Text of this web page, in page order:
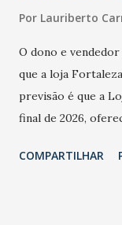
Por Lauriberto
O dono e vendedor
que a loja
previsão é que a
final de 2026,
Havan Fortaleza
COMPARTILHAR